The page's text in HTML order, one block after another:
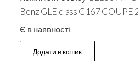
Benz GLE class C167 COUPE
Є в наявності
Додати в кошик